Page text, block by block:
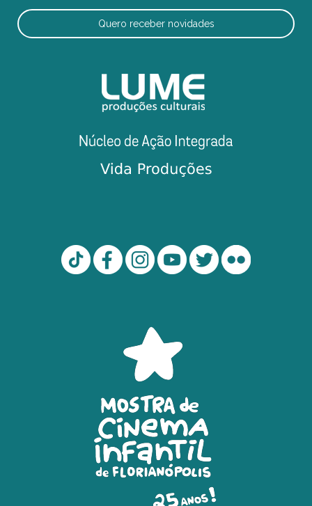
Quero receber novidades